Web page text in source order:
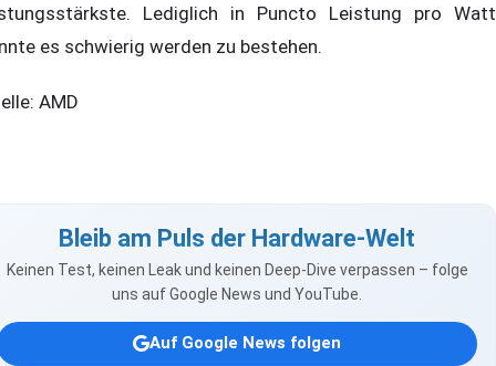
Lediglich in Puncto Leistung pro Watt
es schwierig werden zu bestehen.
AMD
Bleib am Puls der Hardware-Welt
Keinen Test, keinen Leak und keinen Deep-Dive verpassen – folge
uns auf Google News und YouTube.
Auf Google News folgen